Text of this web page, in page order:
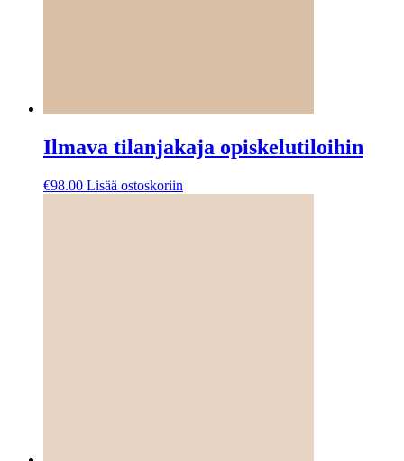
Ilmava tilanjakaja opiskelutiloihin
€98.00 Lisää ostoskoriin